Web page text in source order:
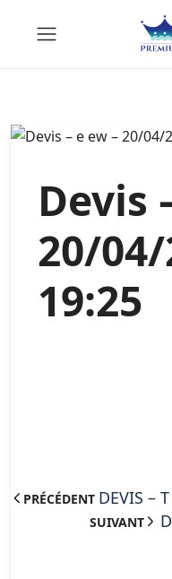
Devis
20/
19:25
PRÉCÉDENT DEVIS –
SUIVANT